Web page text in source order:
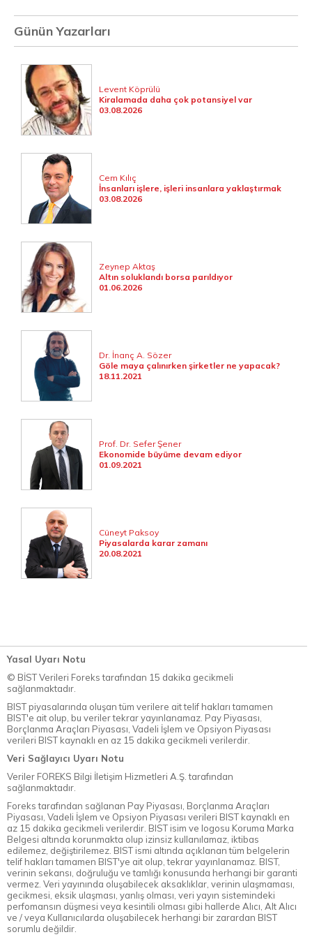
Günün Yazarları
Levent Köprülü
Kiralamada daha çok potansiyel var
03.08.2026
Cem Kılıç
İnsanları işlere, işleri insanlara yaklaştırmak
03.08.2026
Zeynep Aktaş
Altın soluklandı borsa parıldıyor
01.06.2026
Dr. İnanç A. Sözer
Göle maya çalınırken şirketler ne yapacak?
18.11.2021
Prof. Dr. Sefer Şener
Ekonomide büyüme devam ediyor
01.09.2021
Cüneyt Paksoy
Piyasalarda karar zamanı
20.08.2021
Yasal Uyarı Notu
© BİST Verileri Foreks tarafından 15 dakika gecikmeli
sağlanmaktadır.
BIST piyasalarında oluşan tüm verilere ait telif hakları tamamen
BIST'e ait olup, bu veriler tekrar yayınlanamaz. Pay Piyasası,
Borçlanma Araçları Piyasası, Vadeli İşlem ve Opsiyon Piyasası
verileri BIST kaynaklı en az 15 dakika gecikmeli verilerdir.
Veri Sağlayıcı Uyarı Notu
Veriler FOREKS Bilgi İletişim Hizmetleri A.Ş. tarafından
sağlanmaktadır.
Foreks tarafından sağlanan Pay Piyasası, Borçlanma Araçları
Piyasası, Vadeli İşlem ve Opsiyon Piyasası verileri BIST kaynaklı en
az 15 dakika gecikmeli verilerdir. BIST isim ve logosu Koruma Marka
Belgesi altında korunmakta olup izinsiz kullanılamaz, iktibas
edilemez, değiştirilemez. BIST ismi altında açıklanan tüm belgelerin
telif hakları tamamen BIST'ye ait olup, tekrar yayınlanamaz. BIST,
verinin sekansı, doğruluğu ve tamlığı konusunda herhangi bir garanti
vermez. Veri yayınında oluşabilecek aksaklıklar, verinin ulaşmaması,
gecikmesi, eksik ulaşması, yanlış olması, veri yayın sistemindeki
perfomansın düşmesi veya kesintili olması gibi hallerde Alıcı, Alt Alıcı
ve / veya Kullanıcılarda oluşabilecek herhangi bir zarardan BIST
sorumlu değildir.